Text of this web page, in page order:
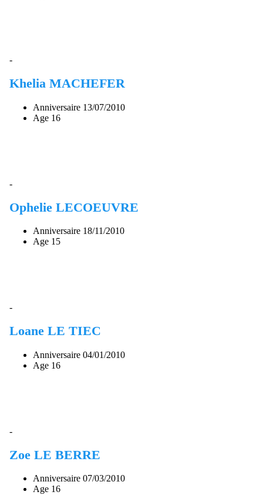
-
Khelia MACHEFER
Anniversaire 13/07/2010
Age 16
-
Ophelie LECOEUVRE
Anniversaire 18/11/2010
Age 15
-
Loane LE TIEC
Anniversaire 04/01/2010
Age 16
-
Zoe LE BERRE
Anniversaire 07/03/2010
Age 16